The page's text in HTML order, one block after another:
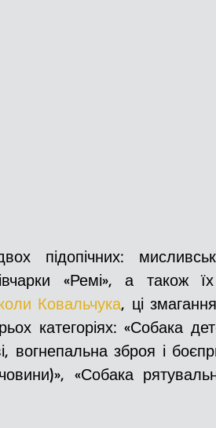
підопічних:
«Ремі», а також
Ковальчука, ці
категоріях: «Собака
вогнепальна зброя і
«Собака